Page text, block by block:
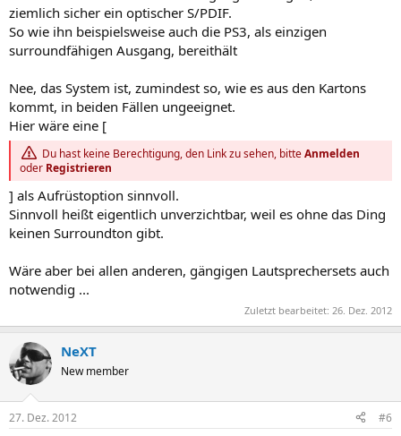
ziemlich sicher ein optischer S/PDIF.
So wie ihn beispielsweise auch die PS3, als einzigen
surroundfähigen Ausgang, bereithält
Nee, das System ist, zumindest so, wie es aus den Kartons
kommt, in beiden Fällen ungeeignet.
Hier wäre eine [
Du hast keine Berechtigung, den Link zu sehen, bitteAnmelden
oder Registrieren
] als Aufrüstoption sinnvoll.
Sinnvoll heißt eigentlich unverzichtbar, weil es ohne das Ding
keinen Surroundton gibt.
Wäre aber bei allen anderen, gängigen Lautsprechersets auch
notwendig ...
Zuletzt bearbeitet: 26. Dez. 2012
NeXT
New member
27. Dez. 2012 #6